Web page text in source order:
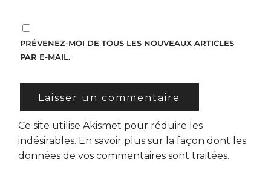
PRÉVENEZ-MOI DE TOUS LES NOUVEAUX ARTICLES
PAR E-MAIL.
Ce site utilise Akismet pour réduire les
indésirables. En savoir plus sur la façon dont les
données de vos commentaires sont traitées.